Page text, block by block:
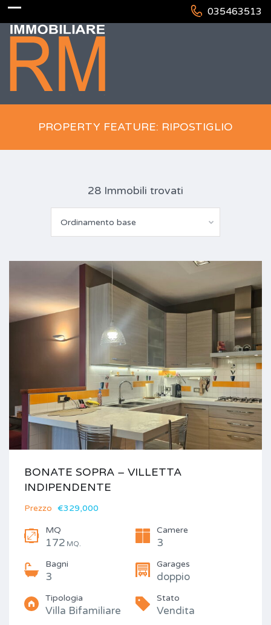
035463513
PROPERTY FEATURE: RIPOSTIGLIO
28 Immobili trovati
Ordinamento base
BONATE SOPRA – VILLETTA
INDIPENDENTE
Prezzo €329,000
MQ
172 MQ.
Camere
3
Bagni
3
Garages
doppio
Tipologia
Villa Bifamiliare
Stato
Vendita